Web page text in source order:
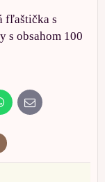
fľaštička s
s obsahom 100
E-
mail